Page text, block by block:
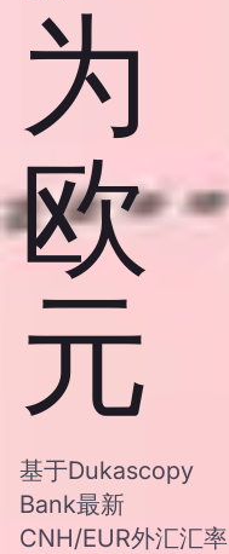
为
欧
元
基于Dukascopy
Bank最新
CNH/EUR外汇汇率